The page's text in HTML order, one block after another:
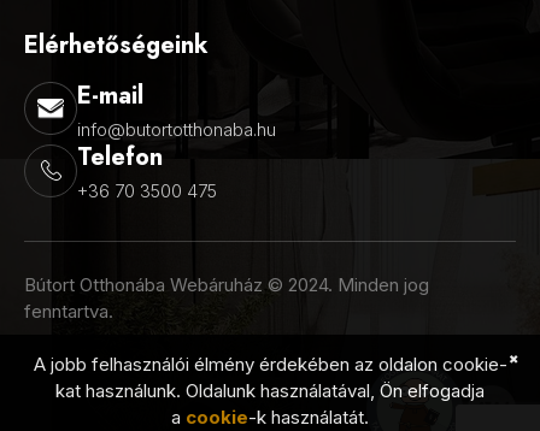
Elérhetőségeink
E-mail
info@butortotthonaba.hu
Telefon
+36 70 3500 475
Bútort Otthonába Webáruház © 2024. Minden jog
fenntartva.
A jobb felhasználói élmény érdekében az oldalon cookie-
kat használunk. Oldalunk használatával, Ön elfogadja
a cookie-k használatát.
✖